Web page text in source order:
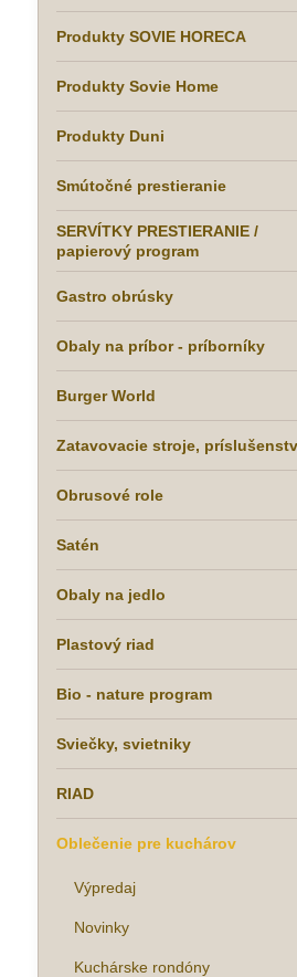
Produkty SOVIE HORECA
Produkty Sovie Home
Produkty Duni
Smútočné prestieranie
SERVÍTKY PRESTIERANIE /
papierový program
Gastro obrúsky
Obaly na príbor - príborníky
Burger World
Zatavovacie stroje,
Obrusové role
Satén
Obaly na jedlo
Plastový riad
Bio - nature program
Sviečky, svietniky
RIAD
Oblečenie pre kuchárov
Výpredaj
Novinky
Kuchárske rondóny